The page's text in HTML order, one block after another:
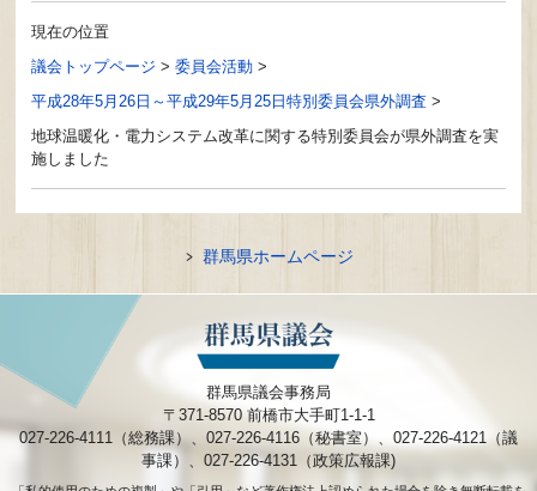
現在の位置
議会トップページ >委員会活動 >
平成28年5月26日～平成29年5月25日特別委員会県外調査 >
地球温暖化・電力システム改革に関する特別委員会が県外調査を実
施しました
群馬県ホームページ
群馬県議会事務局
〒371-8570 前橋市大手町1-1-1
027-226-4111（総務課）、027-226-4116（秘書室）、027-226-4121（議
事課）、027-226-4131（政策広報課)